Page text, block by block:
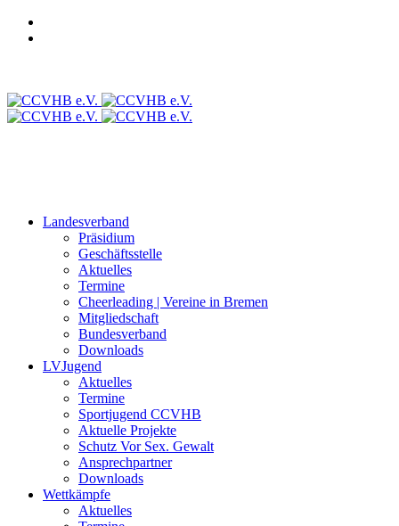
Landesverband
Präsidium
Geschäftsstelle
Aktuelles
Termine
Cheerleading | Vereine in Bremen
Mitgliedschaft
Bundesverband
Downloads
LVJugend
Aktuelles
Termine
Sportjugend CCVHB
Aktuelle Projekte
Schutz Vor Sex. Gewalt
Ansprechpartner
Downloads
Wettkämpfe
Aktuelles